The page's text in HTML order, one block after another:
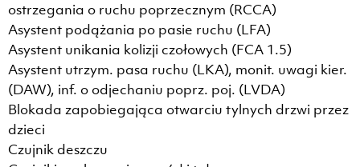
ostrzegania o ruchu poprzecznym (RCCA)
Asystent podążania po pasie ruchu (LFA)
Asystent unikania kolizji czołowych (FCA 1.5)
Asystent utrzym. pasa ruchu (LKA), monit. uwagi kier.
(DAW), inf. o odjechaniu poprz. poj. (LVDA)
Blokada zapobiegająca otwarciu tylnych drzwi przez
dzieci
Czujnik deszczu